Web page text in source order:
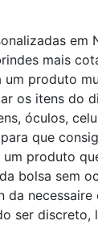
em
mais
produto
os itens do
óculos,
que
um produto
bolsa sem
da
ser discreto,